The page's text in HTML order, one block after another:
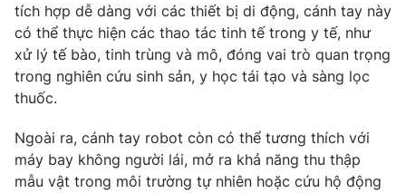
VTV4 Vươn mình bằng AI
VTV9 VTV8
tích hợp dễ dàng với các thiết bị di động, cánh tay này
có thể thực hiện các thao tác tinh tế trong y tế, như
xử lý tế bào, tinh trùng và mô, đóng vai trò quan trọng
trong nghiên cứu sinh sản, y học tái tạo và sàng lọc
thuốc.
Ngoài ra, cánh tay robot còn có thể tương thích với
máy bay không người lái, mở ra khả năng thu thập
mẫu vật trong môi trường tự nhiên hoặc cứu hộ động